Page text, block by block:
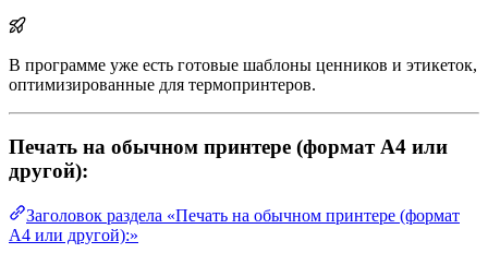
В программе уже есть готовые шаблоны ценников и этикеток,
оптимизированные для термопринтеров.
Печать на обычном принтере (формат А4 или
другой):
Заголовок раздела «Печать на обычном принтере (формат
А4 или другой):»